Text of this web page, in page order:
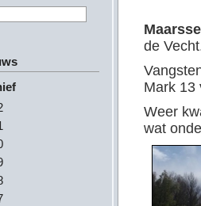
de
Mark 13
Weer
wat